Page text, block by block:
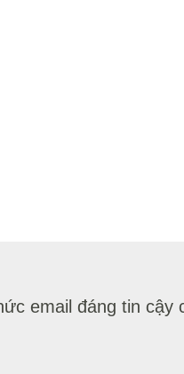
email đáng tin cậy